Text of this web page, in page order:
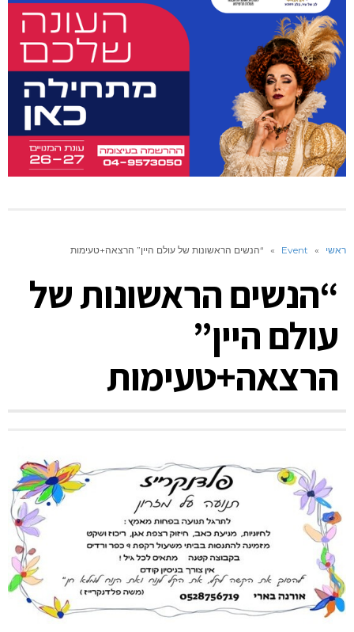
ראשי »
Event
» “הנשים הראשונות של עולם היין” הרצאה+טעימות
“הנשים הראשונות של
עולם היין”
הרצאה+טעימות